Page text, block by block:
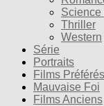
Science
Thriller
Western
Série
Portraits
Films Préférés
Mauvaise Foi
Films Anciens